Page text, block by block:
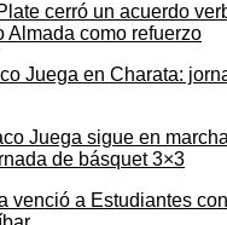
cerró un acuerdo
Almada como refuerzo
Juega sigue en
de básquet 3×3